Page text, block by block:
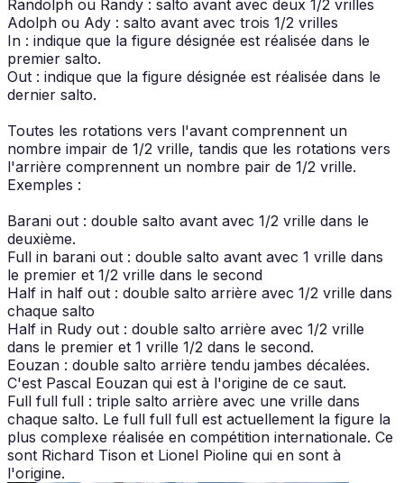
Randolph ou Randy : salto avant avec deux 1/2 vrilles
Adolph ou Ady : salto avant avec trois 1/2 vrilles
In : indique que la figure désignée est réalisée dans le
premier salto.
Out : indique que la figure désignée est réalisée dans le
dernier salto.
Toutes les rotations vers l'avant comprennent un
nombre impair de 1/2 vrille, tandis que les rotations vers
l'arrière comprennent un nombre pair de 1/2 vrille.
Exemples :
Barani out : double salto avant avec 1/2 vrille dans le
deuxième.
Full in barani out : double salto avant avec 1 vrille dans
le premier et 1/2 vrille dans le second
Half in half out : double salto arrière avec 1/2 vrille dans
chaque salto
Half in Rudy out : double salto arrière avec 1/2 vrille
dans le premier et 1 vrille 1/2 dans le second.
Eouzan : double salto arrière tendu jambes décalées.
C'est Pascal Eouzan qui est à l'origine de ce saut.
Full full full : triple salto arrière avec une vrille dans
chaque salto. Le full full full est actuellement la figure la
plus complexe réalisée en compétition internationale. Ce
sont Richard Tison et Lionel Pioline qui en sont à
l'origine.